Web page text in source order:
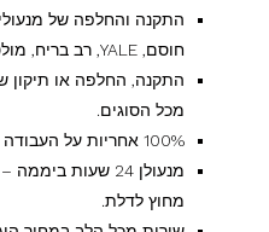
התקנה והחלפה של
חוסם, YALE, רב בריח, מולטילוק ועוד).
התקנה, החלפה או תיקון
מכל הסוגים.
100% אחריות על העבודה וחלקי החילוף בבית הלקוח.
מנעולן 24 שעות
מחוץ לדלת.